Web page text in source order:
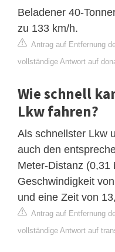
Beladener 40-
zu 133 km/h.
Antrag auf Entfernung
vollständige Antwort auf
Wie schnell
Lkw fahren?
Als schnellster Lkw
auch den
Meter-Distanz (0,31
Geschwindigkeit
und eine Zeit von
Antrag auf Entfernung
vollständige Antwort auf